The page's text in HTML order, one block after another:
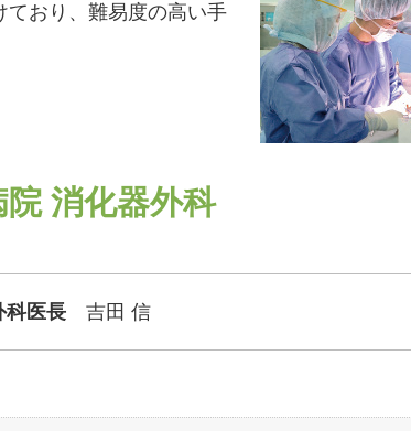
ており、難易度の高い手
消化器外科
科医長 吉田 信